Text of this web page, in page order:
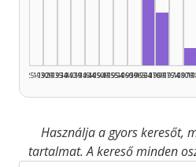
1925–1929
1930–1934
1935–1939
1940–1944
1945–1949
1950–1954
1955–1959
1960–1964
1965–1969
1970–1974
1975–1979
Használja a gyors keresőt,
tartalmat. A kereső minden